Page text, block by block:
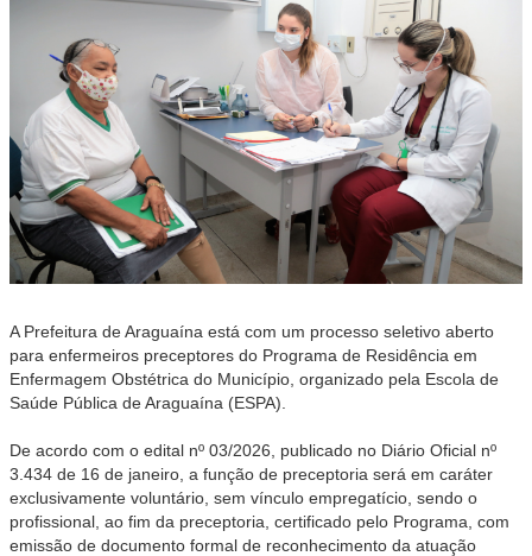
A Prefeitura de Araguaína está com um processo seletivo aberto
para enfermeiros preceptores do Programa de Residência em
Enfermagem Obstétrica do Município, organizado pela Escola de
Saúde Pública de Araguaína (ESPA).
De acordo com o edital nº 03/2026, publicado no Diário Oficial nº
3.434 de 16 de janeiro, a função de preceptoria será em caráter
exclusivamente voluntário, sem vínculo empregatício, sendo o
profissional, ao fim da preceptoria, certificado pelo Programa, com
emissão de documento formal de reconhecimento da atuação